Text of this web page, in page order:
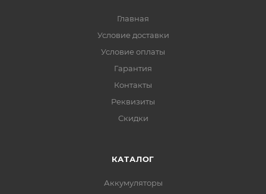
Главная
Условие доставки
Условие оплаты
Гарантия
Контакты
Реквизиты
Скидки
КАТАЛОГ
Аккумуляторы